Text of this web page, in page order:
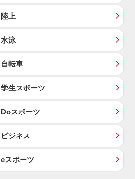
陸上
水泳
自転車
学生スポーツ
Doスポーツ
ビジネス
eスポーツ